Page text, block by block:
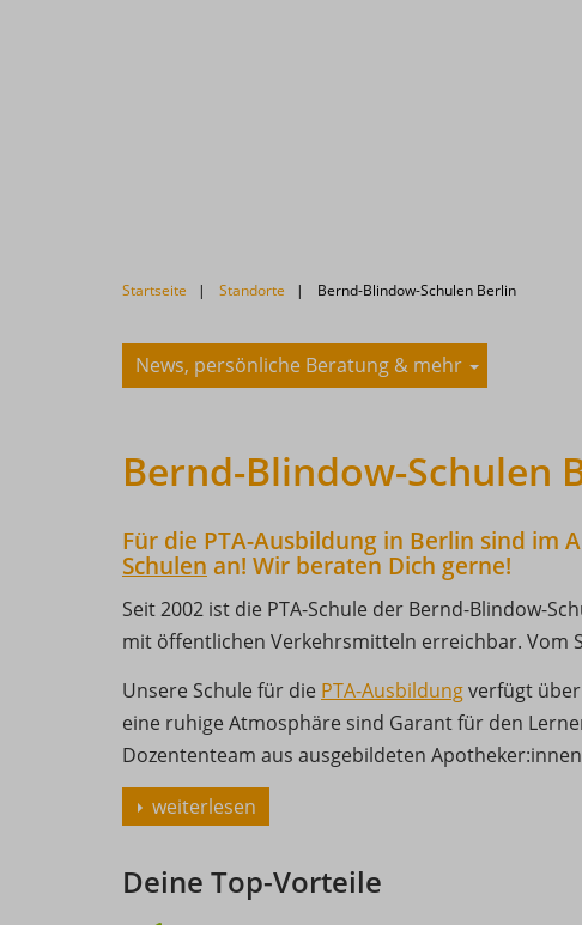
Startseite Standorte Bernd-Blindow-Schulen Berlin
News, persönliche Beratung & mehr
Bernd-Blindow-Schulen
Für die PTA-Ausbildung in Berlin sind im
Schulen an! Wir beraten Dich gerne!
Seit 2002 ist die PTA-Schule der Bernd-Blindow-
mit öffentlichen Verkehrsmitteln erreichbar. Vom
Unsere Schule für die PTA-Ausbildungverfügt
eine ruhige Atmosphäre sind Garant für den
Dozententeam aus ausgebildeten
weiterlesen
Deine Top-Vorteile